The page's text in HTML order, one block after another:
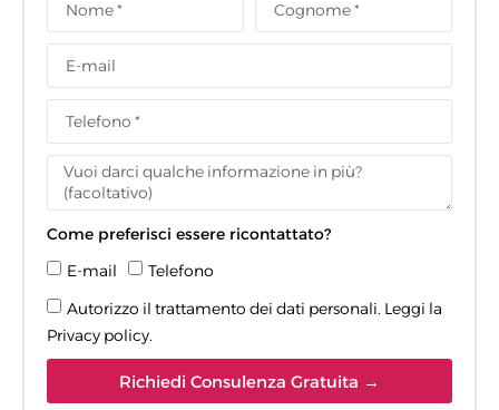
Come preferisci essere ricontattato?
E-mail
Telefono
Autorizzo il trattamento dei dati personali. Leggi la
Privacy policy.
Richiedi Consulenza Gratuita →